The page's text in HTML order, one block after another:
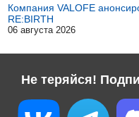
Компания VALOFE
RE:BIRTH
06 августа 2026
Не теряйся!